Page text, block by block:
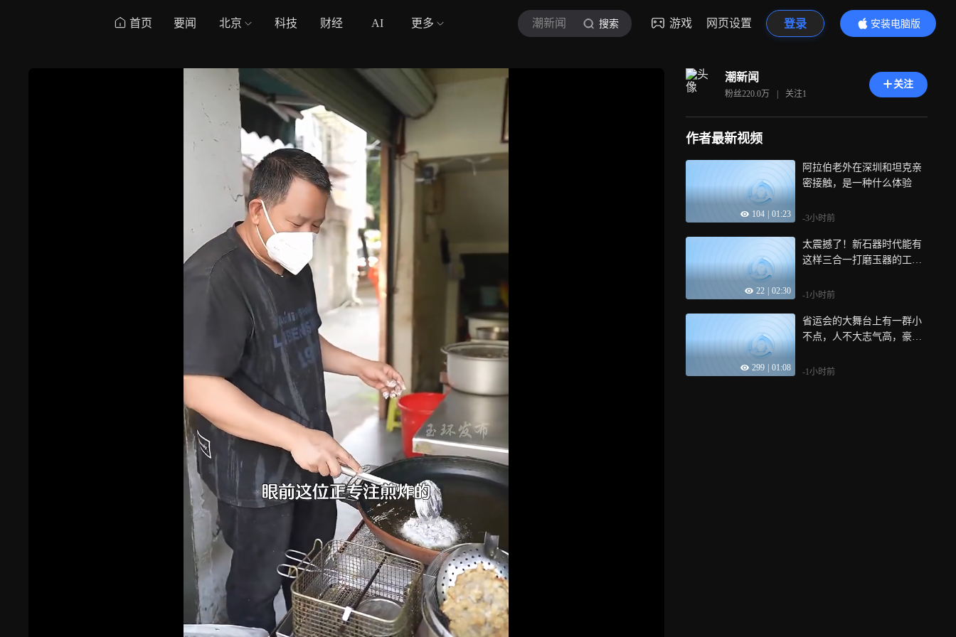
首页 要闻 北京 科技 财经 AI 更多 潮新闻 搜索 游戏 网页设置 登录
安装电脑版
内容更精彩
潮新闻
粉丝220.0万 | 关注1
关注
作者最新视频
104 01:23
阿拉伯老外在深圳和坦克亲
密接触，是一种什么体验
-3小时前
22 02:30
太震撼了！新石器时代能有
这样三合一打磨玉器的工
-1小时前
299 01:08
省运会的大舞台上有一群小
不点，人不大志气高，豪
-1小时前